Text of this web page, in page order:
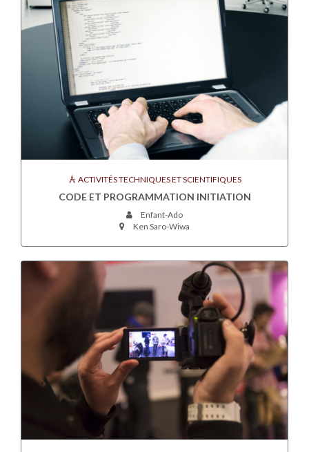
ACTIVITÉS TECHNIQUES ET SCIENTIFIQUES
CODE ET PROGRAMMATION INITIATION
Enfant-Ado
Ken Saro-Wiwa